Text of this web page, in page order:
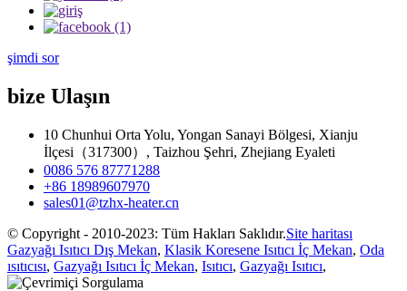
şimdi sor
bize Ulaşın
10 Chunhui Orta Yolu, Yongan Sanayi Bölgesi, Xianju
İlçesi（317300）, Taizhou Şehri, Zhejiang Eyaleti
0086 576 87771288
+86 18989607970
sales01@tzhx-heater.cn
© Copyright - 2010-2023: Tüm Hakları Saklıdır.Site haritası
Gazyağı Isıtıcı Dış Mekan, Klasik Koresene Isıtıcı İç Mekan, Oda
ısıtıcısı, Gazyağı Isıtıcı İç Mekan, Isıtıcı, Gazyağı Isıtıcı,